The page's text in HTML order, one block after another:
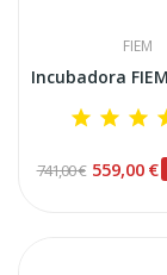
FIEM
741,00 € 559,00 €